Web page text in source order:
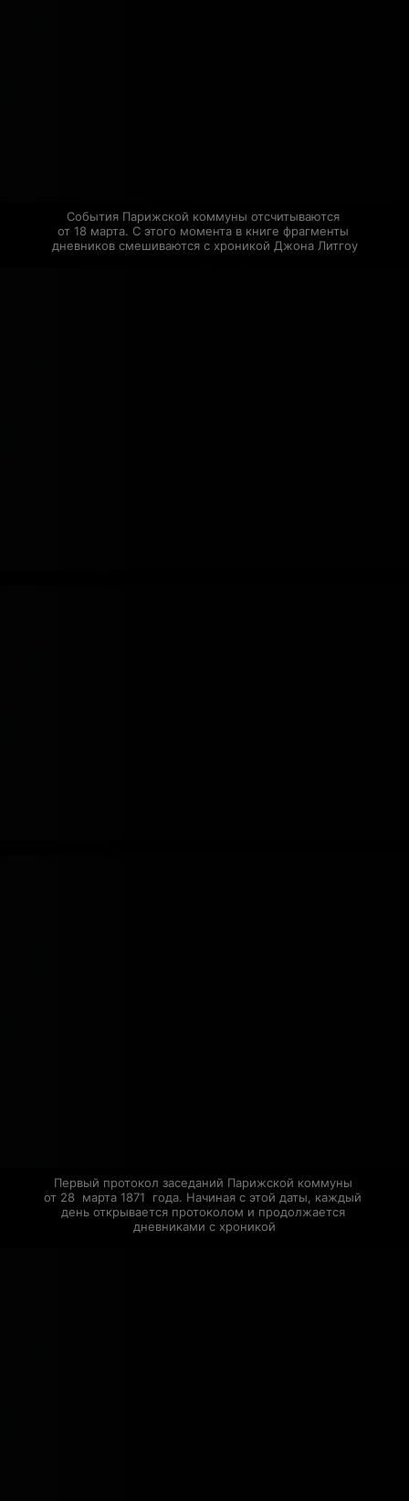
События Парижской коммуны отсчитываются
от 18 марта. С этого момента в книге фрагменты
дневников смешиваются с хроникой Джона Литгоу
Первый протокол заседаний Парижской коммуны
от 28  марта 1871  года. Начиная с этой даты, каждый
день открывается протоколом и продолжается
дневниками с хроникой